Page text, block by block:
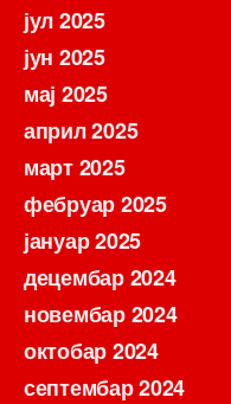
јул 2025
јун 2025
мај 2025
април 2025
март 2025
фебруар 2025
јануар 2025
децембар 2024
новембар 2024
октобар 2024
септембар 2024